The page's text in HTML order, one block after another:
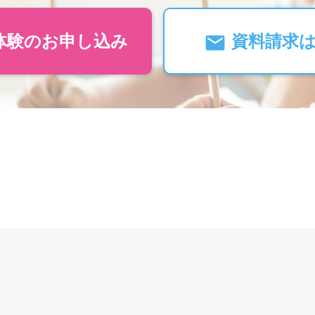
のお申し込み 資料請求